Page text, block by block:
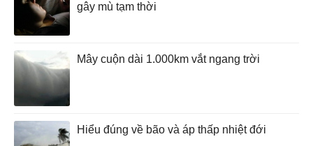
gây mù tạm thời
Mây cuộn dài 1.000km vắt ngang trời
Hiểu đúng về bão và áp thấp nhiệt đới